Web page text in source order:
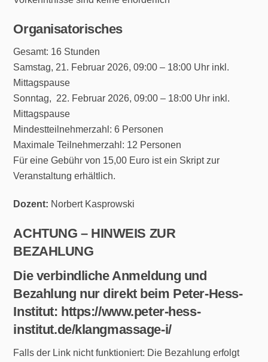
Organisatorisches
Gesamt: 16 Stunden
Samstag, 21. Februar 2026, 09:00 – 18:00 Uhr inkl.
Mittagspause
Sonntag, 22. Februar 2026, 09:00 – 18:00 Uhr inkl.
Mittagspause
Mindestteilnehmerzahl: 6 Personen
Maximale Teilnehmerzahl: 12 Personen
Für eine Gebühr von 15,00 Euro ist ein Skript zur
Veranstaltung erhältlich.
Dozent: Norbert Kasprowski
ACHTUNG – HINWEIS ZUR
BEZAHLUNG
Die verbindliche Anmeldung und
Bezahlung nur direkt beim Peter-Hess-
Institut: https://www.peter-hess-
institut.de/klangmassage-i/
Falls der Link nicht funktioniert: Die Bezahlung erfolgt